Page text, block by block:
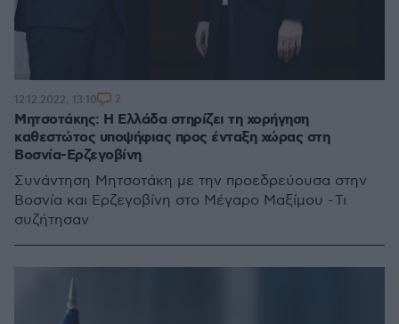
Μητσοτάκης: Η Ελλάδα στηρίζει τη χορήγηση
καθεστώτος υποψήφιας προς ένταξη χώρας στη
Βοσνία-Ερζεγοβίνη
Συνάντηση Μητσοτάκη με την προεδρεύουσα στην
Βοσνία και Ερζεγοβίνη στο Μέγαρο Μαξίμου - Τι
συζήτησαν
12.12.2022, 13:10 2